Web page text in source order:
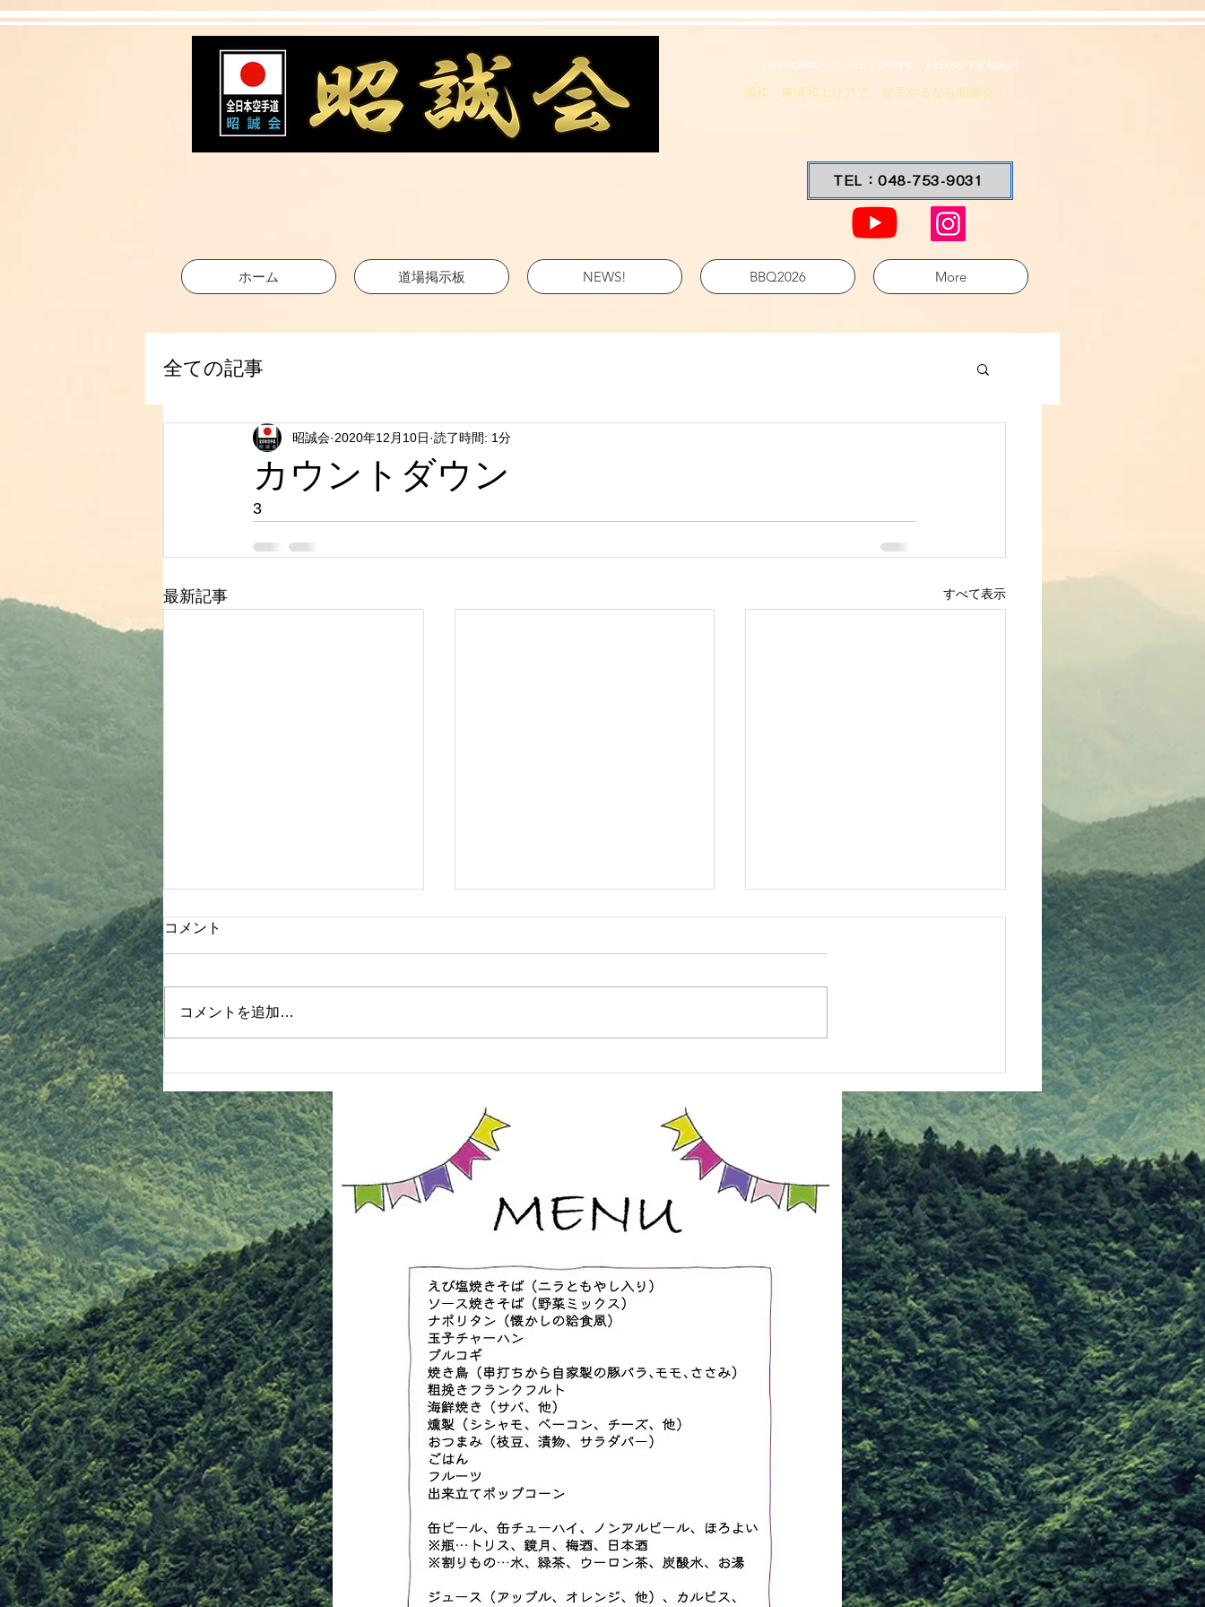
さいたま市の東浦和フルコンタクト空手道場 【全日本空手道 昭誠会】
浦和 東浦和エリアで、空手やるなら昭誠会！
TEL：048-753-9031
ホーム 道場掲示板 NEWS! BBQ2026 More
全ての記事
カウントダウン
昭誠会 2020年12月10日 読了時間: 1分
3
最新記事 すべて表示
木部先生より連絡！
8月4日木部クラス 1830〜2030
基本 ②【抜き技】 タスキ抜き 振
り見抜き 手刀抜き ③【関節技】
り腕立て背固め 入り身投げより
ねじ上げ固め 腕脇絞りより腕ひ
しぎ固め ④【脱出法紹介】 足攻
め どっこ抜き 親指攻め ⑤【ヌン
チャク体験】 ヌンチャク技法 簡
単スパーリン
帯邉先生より連絡！（親子de
なります。 ■10:00から10:50は通
様向けとなっており、お子様と気
持ちよく汗をかく内容になってい
ます ・体験大歓迎ですので、
・お子様が道場生の保護者の
方、ご兄弟の参加はもちろん大歓
迎です ・お子様が道
バーベキュー大会情報
当ホームページにて、バーベキュ
てね！
コメント
コメントを追加…